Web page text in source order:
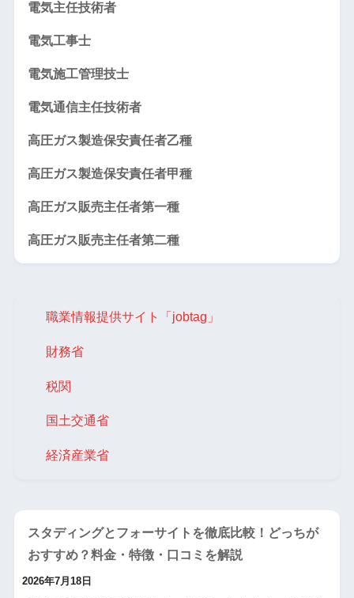
電気主任技術者
電気工事士
電気施工管理技士
電気通信主任技術者
高圧ガス製造保安責任者乙種
高圧ガス製造保安責任者甲種
高圧ガス販売主任者第一種
高圧ガス販売主任者第二種
職業情報提供サイト「jobtag」
財務省
税関
国土交通省
経済産業省
スタディングとフォーサイトを徹底比較！どっちが
おすすめ？料金・特徴・口コミを解説
2026年7月18日